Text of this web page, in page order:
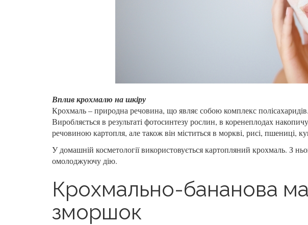
Вплив крохмалю на шкіру
Крохмаль – природна речовина, що являє собою комплекс
Виробляється в результаті фотосинтезу рослин, в коренеплодах
речовиною картопля, але також він міститься в моркві, рисі, пшениці,
У домашній косметології використовується картопляний крохмаль. З
омолоджуючу дію.
Крохмально-бананова
зморшок